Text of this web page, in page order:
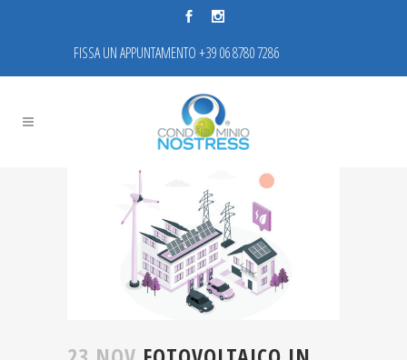
FISSA UN APPUNTAMENTO +39 06 8780 7286